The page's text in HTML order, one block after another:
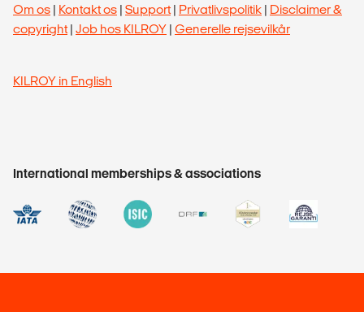
Om os | Kontakt os | Support| Privatlivspolitik | Disclaimer &
copyright| Job hos KILROY | Generelle rejsevilkår
KILROY in English
International memberships & associations